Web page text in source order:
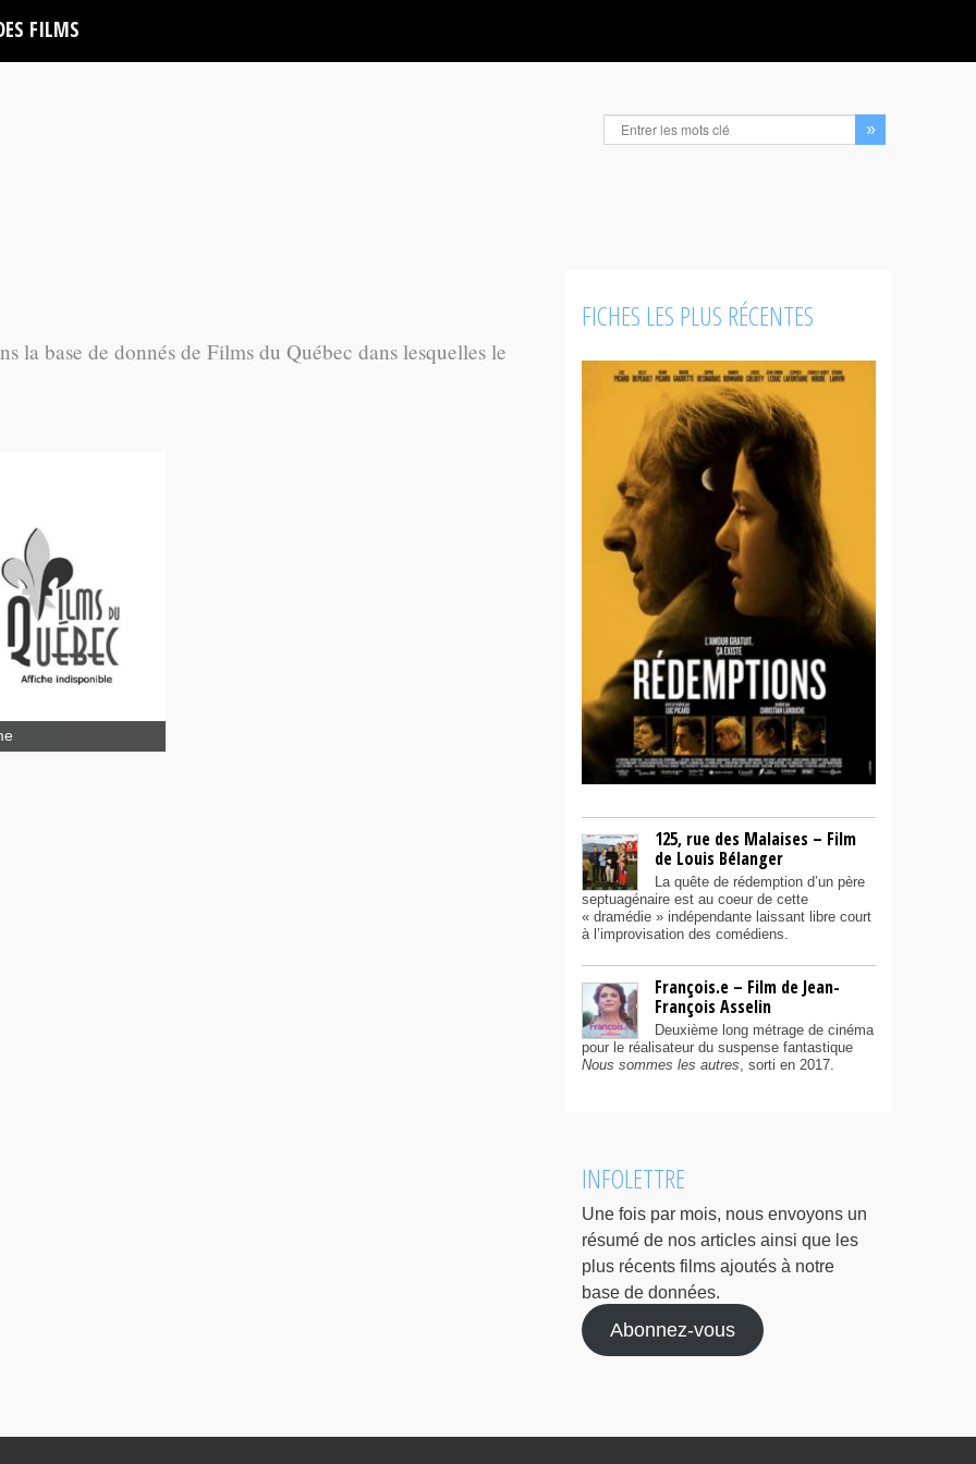
FILMS
la base de donnés de Films du Québec dans lesquelles le
femmes, un amour
FICHES LES PLUS RÉCENTES
125, rue des Malaises – Film
de Louis Bélanger
La quête de rédemption d’un père
septuagénaire est au coeur de cette
« dramédie » indépendante laissant libre court
à l’improvisation des comédiens.
François.e – Film de Jean-
François Asselin
Deuxième long métrage de cinéma
pour le réalisateur du suspense fantastique
Nous sommes les autres, sorti en 2017.
INFOLETTRE
Une fois par mois, nous envoyons un
résumé de nos articles ainsi que les
plus récents films ajoutés à notre
base de données.
Abonnez-vous